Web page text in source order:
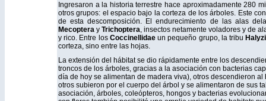
Ingresaron a la historia terrestre hace aproximadamente 280
otros grupos: el espacio bajo la corteza de los árboles. Este
de esta descomposición. El endurecimiento de las alas
Mecoptera yTrichoptera, insectos netamente voladores y de
y rico. Entre los Coccinellidaeun pequeño grupo, la tribu
corteza, sino entre las hojas.
La extensión del hábitat se dio rápidamente entre los
troncos de los árboles, gracias a la asociación con bacterias
día de hoy se alimentan de madera viva), otros descendieron
otros subieron por el cuerpo del árbol y se alimentaron de sus
asociación, árboles, coleópteros, hongos y bacterias